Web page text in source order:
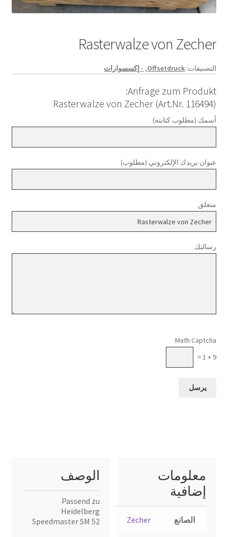
Rasterwalze von Zecher
التصنيفات: Offsetdruck
, - إكسسوارات
Anfrage zum Produkt:
Rasterwalze von Zecher (Art.Nr. 116494)
أسمك (مطلوب كتابته)
عنوان بريدك الإلكتروني (مطلوب)
متعلق
رسالتك
Math Captcha
9 + 1 =
الوصف
Passend zu
Heidelberg
Speedmaster SM 52
معلومات
إضافية
الصانع Zecher